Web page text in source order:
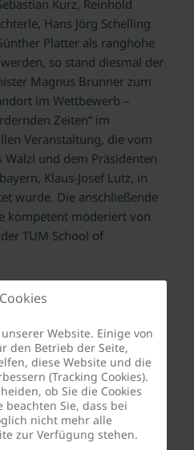
Kurz, Reinhold
Hans Jörg Schelling
Platter als ranghohe
so stand diesmal der
Magnus Brunner zum
im Wettbewerb –
Zeiten“ im
Veranstaltung, die vom
Walzl und dem Präsidenten
Klaus-Josef Lutz, in
wurde. Die anschließende
kompetent moderiert von
TUM School of
sieht den Auftrag des
erfüllt, die Universität
Universität Innsbruck und
Hochschule® mit
Unternehmen und
Wirtschaft und
nachbarschaftlichen
und die deutsch-
zu pflegen.
Website. Einige von
den Betrieb der Seite,
diese Website und die
(Tracking Cookies).
ob Sie die Cookies
Sie, dass bei
nicht mehr alle
zur Verfügung stehen.